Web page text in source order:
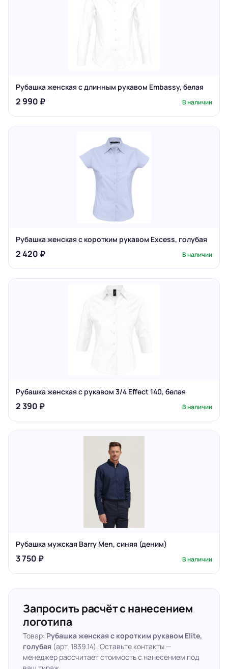
Рубашка женская с длинным рукавом Embassy, белая
2 990 ₽ В наличии
Рубашка женская с коротким рукавом Excess, голубая
2 420 ₽ В наличии
Рубашка женская с рукавом 3/4 Effect 140, белая
2 390 ₽ В наличии
Рубашка мужская Barry Men, синяя (деним)
3 750 ₽ В наличии
Запросить расчёт с нанесением
логотипа
Товар: Рубашка женская с коротким рукавом Elite,
голубая (арт. 1839.14). Оставьте контакты —
менеджер рассчитает стоимость с нанесением под